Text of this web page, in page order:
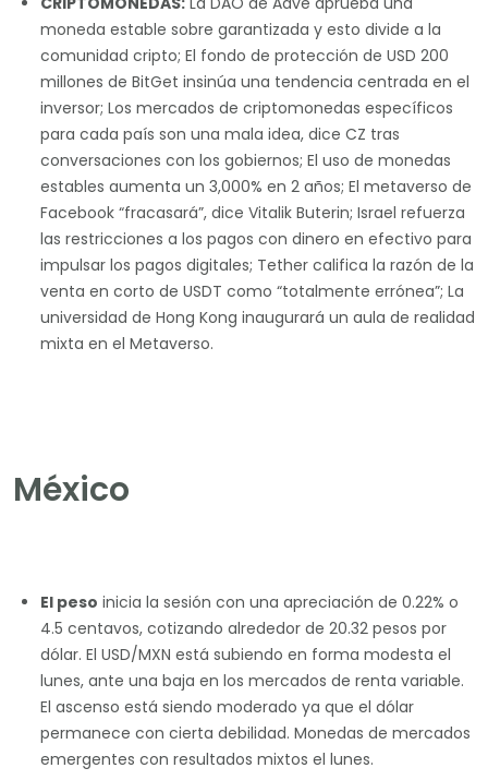
moneda estable sobre garantizada y esto divide a la
comunidad cripto; El fondo de protección de USD 200
millones de BitGet insinúa una tendencia centrada en el
inversor; Los mercados de criptomonedas específicos
para cada país son una mala idea, dice CZ tras
conversaciones con los gobiernos; El uso de monedas
estables aumenta un 3,000% en 2 años; El metaverso de
Facebook “fracasará”, dice Vitalik Buterin; Israel refuerza
las restricciones a los pagos con dinero en efectivo para
impulsar los pagos digitales; Tether califica la razón de la
venta en corto de USDT como “totalmente errónea”; La
universidad de Hong Kong inaugurará un aula de realidad
mixta en el Metaverso.
México
El peso inicia la sesión con una apreciación de 0.22% o
4.5 centavos, cotizando alrededor de 20.32 pesos por
dólar. El USD/MXN está subiendo en forma modesta el
lunes, ante una baja en los mercados de renta variable.
El ascenso está siendo moderado ya que el dólar
permanece con cierta debilidad. Monedas de mercados
emergentes con resultados mixtos el lunes.